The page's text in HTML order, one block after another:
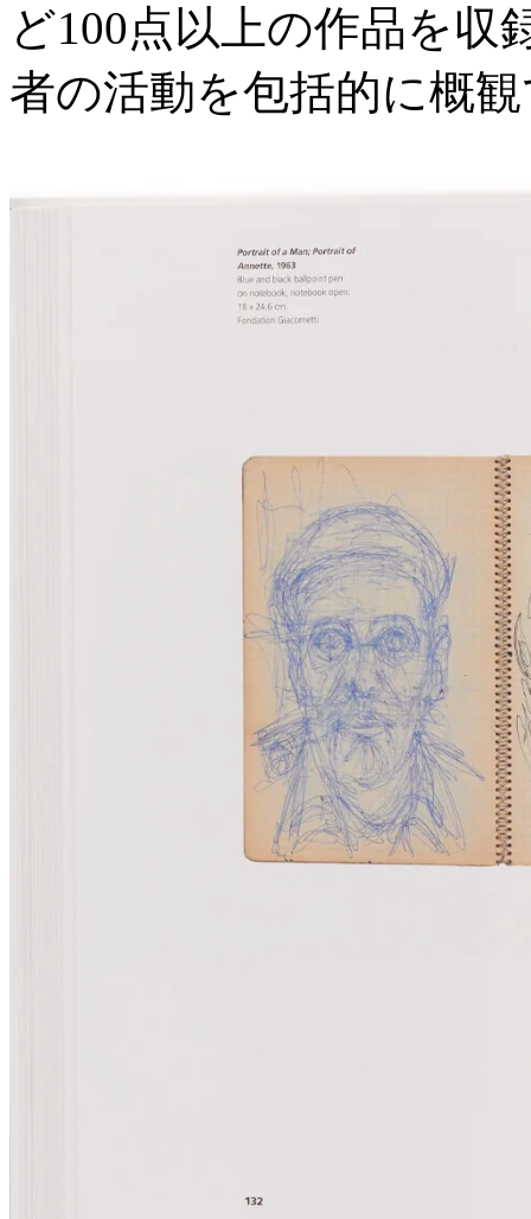
ど100点以上の作品を収
者の活動を包括的に概